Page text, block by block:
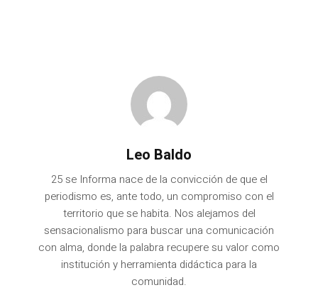
Leo Baldo
25 se Informa nace de la convicción de que el
periodismo es, ante todo, un compromiso con el
territorio que se habita. Nos alejamos del
sensacionalismo para buscar una comunicación
con alma, donde la palabra recupere su valor como
institución y herramienta didáctica para la
comunidad.